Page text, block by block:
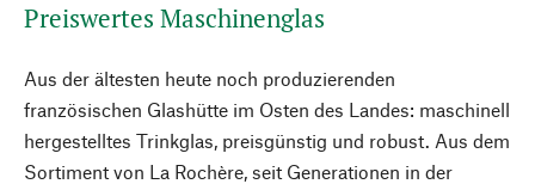
Preiswertes Maschinenglas
Aus der ältesten heute noch produzierenden
französischen Glashütte im Osten des Landes: maschinell
hergestelltes Trinkglas, preisgünstig und robust. Aus dem
Sortiment von La Rochère, seit Generationen in der